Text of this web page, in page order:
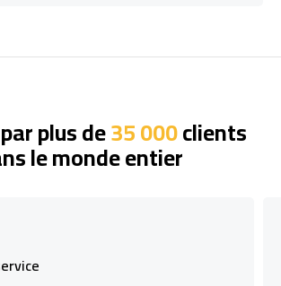
plus de35 000clients
le monde entier